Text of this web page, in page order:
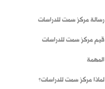
رسالة مركز سمت للدراسات
قيم مركز سمت للدراسات
المهمة
لماذا مركز سمت للدراسات؟